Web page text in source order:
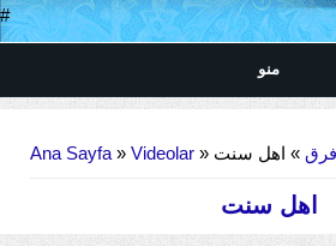
#
منو
Ana Sayfa» Videolar » فرق » اهل سنت
اهل سنت